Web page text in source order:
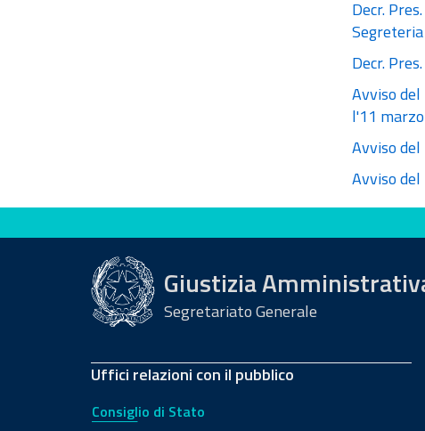
Decr.
Decr.
Avviso
l'11
Avviso
Avviso
Valuta questo sito
Giustizia
Segretariato Generale
Uffici relazioni con il pubblico
Consiglio di Stato